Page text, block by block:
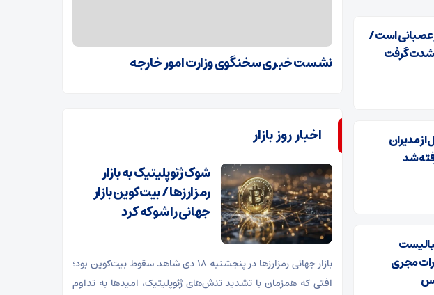
عصبانی است /
شدت گرفت
مدیران
شد
مجری
نشست خبری سخنگوی وزارت امور خارجه
اخبار روز بازار
شوک ژئوپلیتیک به بازار
رمزارزها / بیت‌کوین بازار
جهانی را شوکه کرد
بازار جهانی رمزارزها در پنجشنبه ۱۸ دی شاهد سقوط بیت‌کوین بود؛
افتی که همزمان با تشدید تنش‌های ژئوپلیتیک، امیدها به تداوم